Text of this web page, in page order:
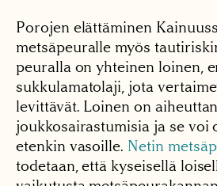
Porojen elättäminen
metsäpeuralle myös
peuralla on yhteinen loinen,
sukkulamatolaji, jota
levittävät. Loinen on
joukkosairastumisia ja se voi
etenkin vasoille. Netin
todetaan, että kyseisellä